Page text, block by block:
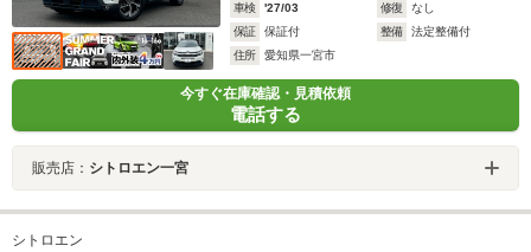
車検
'27/03 修復
なし
保証
保証付 整備
法定整備付
住所
愛知県一宮市
今すぐ在庫確認・見積依頼
電話する
販売店： シトロエン一宮
シトロエン